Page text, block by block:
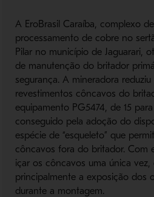
A EroBrasil Caraíba, complexo
processamento de cobre no
Pilar no município de Jaguarari,
de manutenção do britador
segurança. A mineradora
revestimentos côncavos do
equipamento PG5474, de 15
conseguido pela adoção do
espécie de “esqueleto” que
côncavos fora do britador. Com
içar os côncavos uma única vez,
principalmente a exposição dos
durante a montagem.